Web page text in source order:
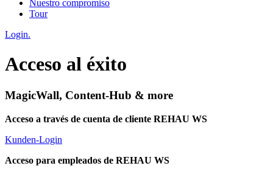
Nuestro compromiso
Tour
Login.
Acceso al éxito
MagicWall, Content-Hub & more
Acceso a través de cuenta de cliente REHAU WS
Kunden-Login
Acceso para empleados de REHAU WS